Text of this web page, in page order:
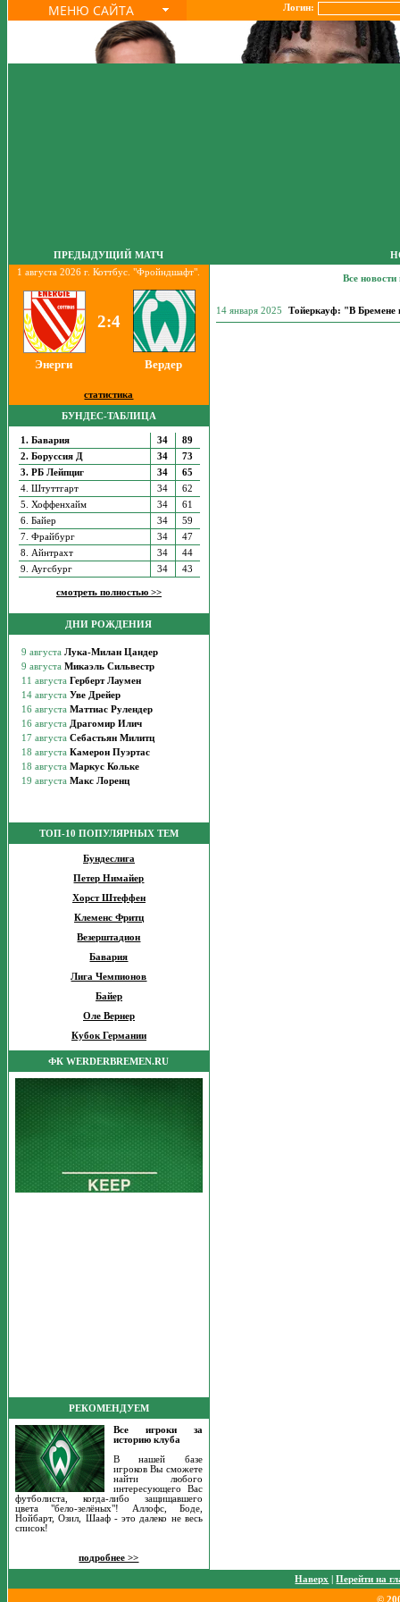
МЕНЮ САЙТА Логин:
ПРЕДЫДУЩИЙ МАТЧ
1 августа 2026 г. Коттбус. "Фройндшафт".
2:4
Энерги Вердер
статистика
БУНДЕС-ТАБЛИЦА
1. Бавария 34
89
2. Боруссия Д
34
73
3. РБ Лейпциг
34
65
4. Штуттгарт
34
62
5. Хоффенхайм
34
61
6. Байер
34
59
7. Фрайбург
34
47
8. Айнтрахт
34
44
9. Аугсбург
34 43
смотреть полностью >>
ДНИ РОЖДЕНИЯ
ТОП-10 ПОПУЛЯРНЫХ ТЕМ
Бундеслига
Петер Нимайер
Хорст Штеффен
Клеменс Фритц
Везерштадион
Бавария
Лига Чемпионов
Байер
Оле Вернер
Кубок Германии
ФК WERDERBREMEN.RU
РЕКОМЕНДУЕМ
Все игроки за
историю клуба
В нашей базе
игроков Вы сможете
найти любого
интересующего Вас
футболиста, когда-либо защищавшего
цвета "бело-зелёных"! Аллофс, Боде,
Нойбарт, Озил, Шааф - это далеко не весь
список!
подробнее >>
Все
14 января 2025 Тойеркауф: "В Бремене
Наверх |Перейти на
©